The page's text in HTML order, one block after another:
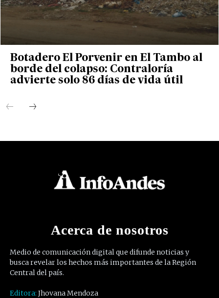
Botadero El Porvenir en El Tambo al
borde del colapso: Contraloría
advierte solo 86 días de vida útil
Acerca de nosotros
Medio de comunicación digital que difunde noticias y
busca revelar los hechos más importantes de la Región
Central del país.
Editora: Jhovana Mendoza